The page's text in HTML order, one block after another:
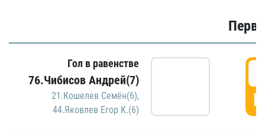
Гол в равенстве
76.Чибисов Андрей(7)
21.Кошелев Семён(6),
44.Яковлев Егор К.(6)